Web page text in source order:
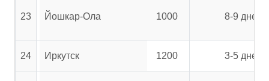
23 Йошкар-Ола 1000 8-9 дней
24 Иркутск 1200 3-5 дней